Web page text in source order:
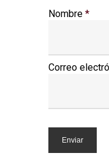
Nombre *
Correo